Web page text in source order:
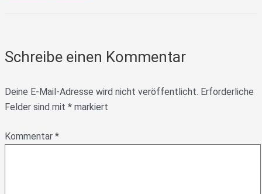
Schreibe einen Kommentar
Deine E-Mail-Adresse wird nicht veröffentlicht. Erforderliche
Felder sind mit * markiert
Kommentar *